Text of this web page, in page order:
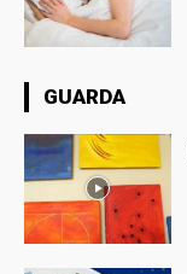
GUARDA